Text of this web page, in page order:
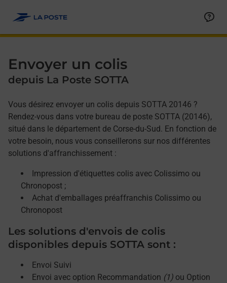
Envoyer un colis
depuis La Poste SOTTA
Vous désirez envoyer un colis depuis SOTTA 20146 ?
Rendez-vous dans votre bureau de poste SOTTA (20146),
situé dans le département de Corse-du-Sud. En fonction de
votre besoin, nous vous conseillerons sur nos différentes
solutions d'affranchissement :
Impression d'étiquettes colis avec Colissimo ou
Chronopost ;
Achat d'emballages préaffranchis Colissimo ou
Chronopost
Les solutions d'envois de colis
disponibles depuis SOTTA sont :
Envoi Suivi
Envoi avec option Recommandation (1) ou Option